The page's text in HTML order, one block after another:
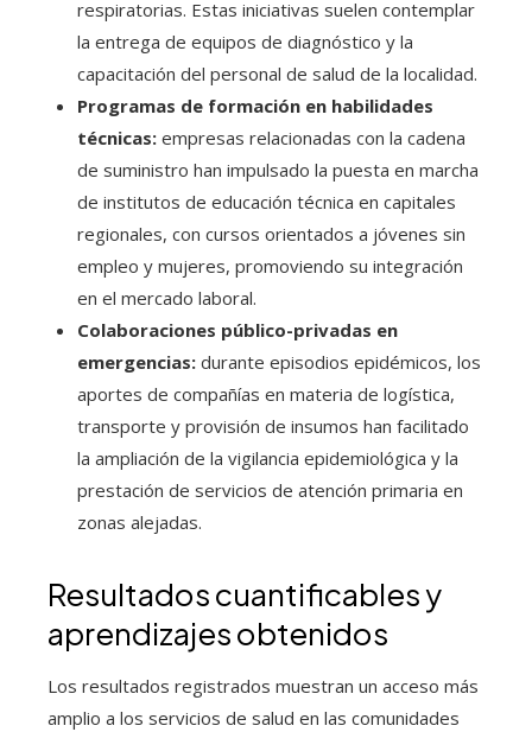
respiratorias. Estas iniciativas suelen contemplar
la entrega de equipos de diagnóstico y la
capacitación del personal de salud de la localidad.
Programas de formación en habilidades
técnicas: empresas relacionadas con la cadena
de suministro han impulsado la puesta en marcha
de institutos de educación técnica en capitales
regionales, con cursos orientados a jóvenes sin
empleo y mujeres, promoviendo su integración
en el mercado laboral.
Colaboraciones público-privadas en
emergencias: durante episodios epidémicos, los
aportes de compañías en materia de logística,
transporte y provisión de insumos han facilitado
la ampliación de la vigilancia epidemiológica y la
prestación de servicios de atención primaria en
zonas alejadas.
Resultados cuantificables y
aprendizajes obtenidos
Los resultados registrados muestran un acceso más
amplio a los servicios de salud en las comunidades